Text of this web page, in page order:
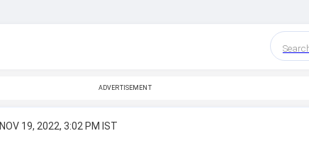
ADVERTISEMENT
NOV 19, 2022, 3:02 PM IST